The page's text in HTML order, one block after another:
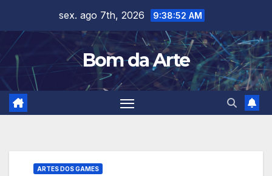
content
sex. ago 7th, 2026 9:38:53 AM
Bom da Arte
ARTES DOS GAMES